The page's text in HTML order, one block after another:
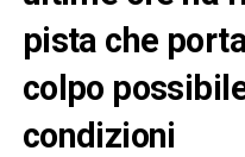
pista che
colpo
condizioni